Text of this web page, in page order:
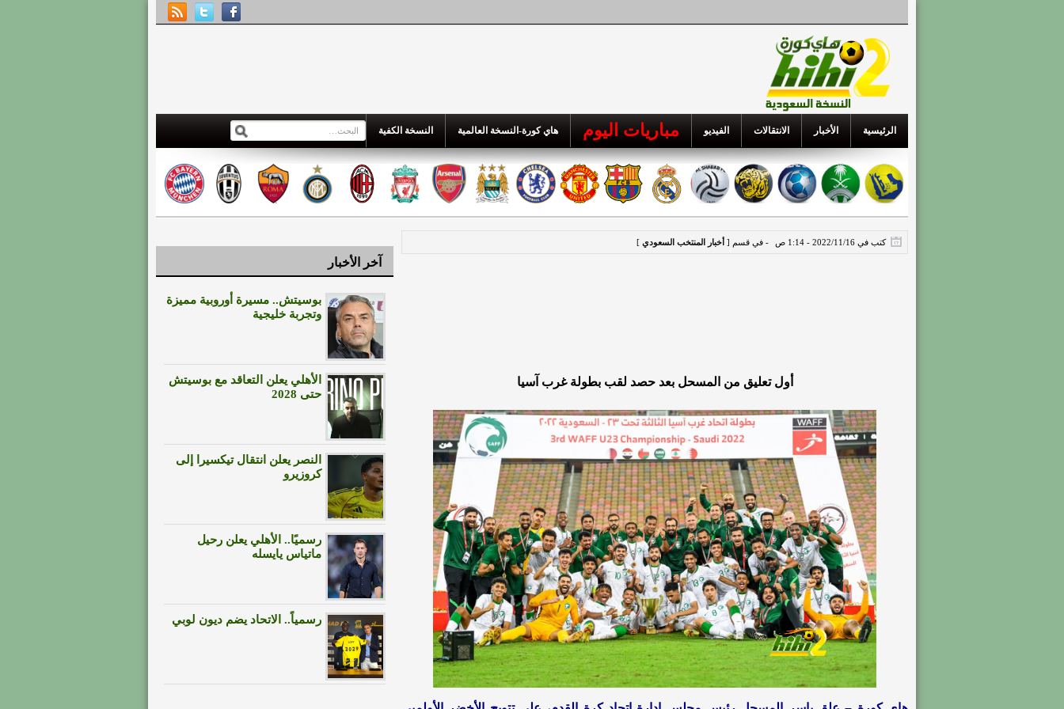
الرئيسية الأخبار الانتقالات الفيديو مباريات اليوم هاي كورة-النسخة العالمية النسخة الكفية
كتب في 2022/11/16 - 1:14 ص - في قسم [ أخبار المنتخب السعودي ]
أول تعليق من المسحل بعد حصد لقب بطولة غرب آسيا
آخر الأخبار
بوسيتش.. مسيرة أوروبية مميزة
وتجربة خليجية
الأهلي يعلن التعاقد مع بوسيتش
حتى 2028
النصر يعلن انتقال تيكسيرا إلى
كروزيرو
رسميًا.. الأهلي يعلن رحيل
ماتياس يايسله
رسمياً.. الاتحاد يضم ديون لوبي